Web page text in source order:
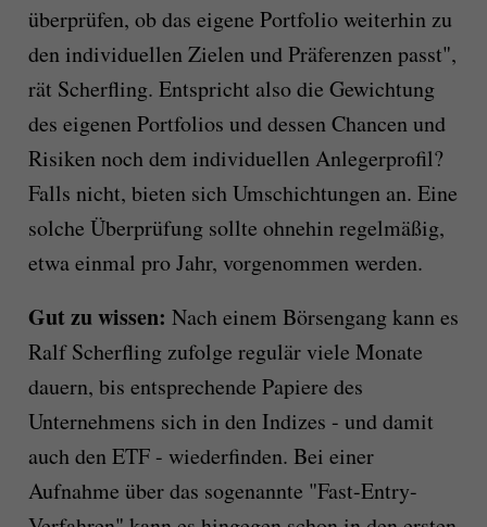
überprüfen, ob das eigene Portfolio weiterhin zu
den individuellen Zielen und Präferenzen passt",
rät Scherfling. Entspricht also die Gewichtung
des eigenen Portfolios und dessen Chancen und
Risiken noch dem individuellen Anlegerprofil?
Falls nicht, bieten sich Umschichtungen an. Eine
solche Überprüfung sollte ohnehin regelmäßig,
etwa einmal pro Jahr, vorgenommen werden.
Gut zu wissen: Nach einem Börsengang kann es
Ralf Scherfling zufolge regulär viele Monate
dauern, bis entsprechende Papiere des
Unternehmens sich in den Indizes - und damit
auch den ETF - wiederfinden. Bei einer
Aufnahme über das sogenannte "Fast-Entry-